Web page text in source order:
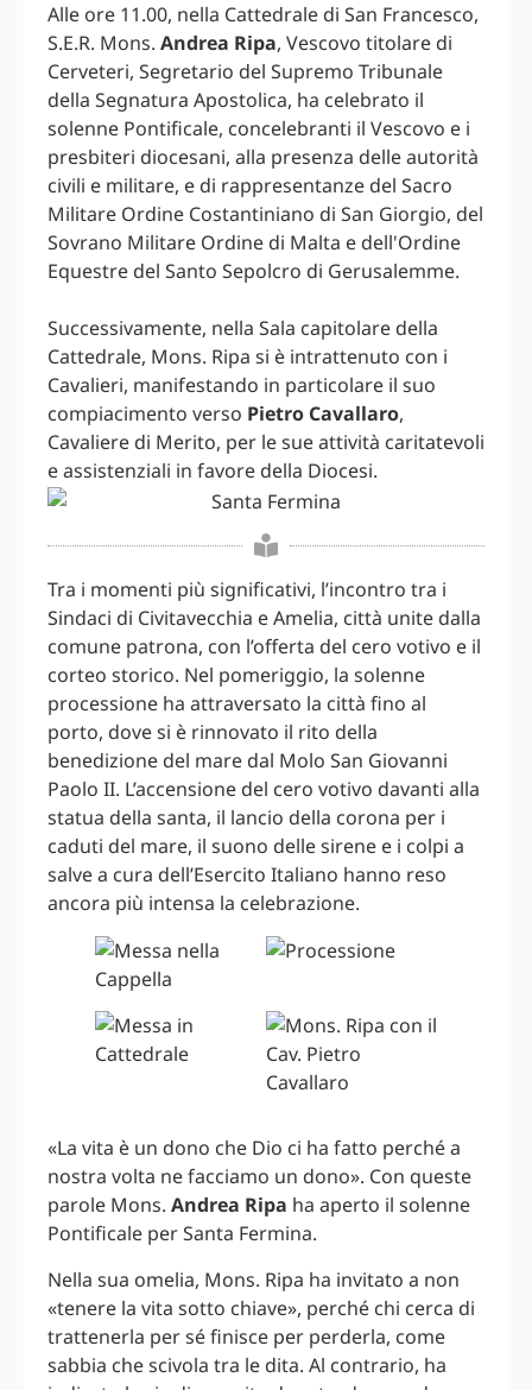
Alle ore 11.00, nella Cattedrale di San Francesco,
S.E.R. Mons. Andrea Ripa, Vescovo titolare di
Cerveteri, Segretario del Supremo Tribunale
della Segnatura Apostolica, ha celebrato il
solenne Pontificale, concelebranti il Vescovo e i
presbiteri diocesani, alla presenza delle autorità
civili e militare, e di rappresentanze del Sacro
Militare Ordine Costantiniano di San Giorgio, del
Sovrano Militare Ordine di Malta e dell'Ordine
Equestre del Santo Sepolcro di Gerusalemme.
Successivamente, nella Sala capitolare della
Cattedrale, Mons. Ripa si è intrattenuto con i
Cavalieri, manifestando in particolare il suo
compiacimento verso Pietro Cavallaro,
Cavaliere di Merito, per le sue attività caritatevoli
e assistenziali in favore della Diocesi.
Tra i momenti più significativi, l’incontro tra i
Sindaci di Civitavecchia e Amelia, città unite dalla
comune patrona, con l’offerta del cero votivo e il
corteo storico. Nel pomeriggio, la solenne
processione ha attraversato la città fino al
porto, dove si è rinnovato il rito della
benedizione del mare dal Molo San Giovanni
Paolo II. L’accensione del cero votivo davanti alla
statua della santa, il lancio della corona per i
caduti del mare, il suono delle sirene e i colpi a
salve a cura dell’Esercito Italiano hanno reso
ancora più intensa la celebrazione.
«La vita è un dono che Dio ci ha fatto perché a
nostra volta ne facciamo un dono». Con queste
parole Mons. Andrea Ripa ha aperto il solenne
Pontificale per Santa Fermina.
Nella sua omelia, Mons. Ripa ha invitato a non
«tenere la vita sotto chiave», perché chi cerca di
trattenerla per sé finisce per perderla, come
sabbia che scivola tra le dita. Al contrario, ha